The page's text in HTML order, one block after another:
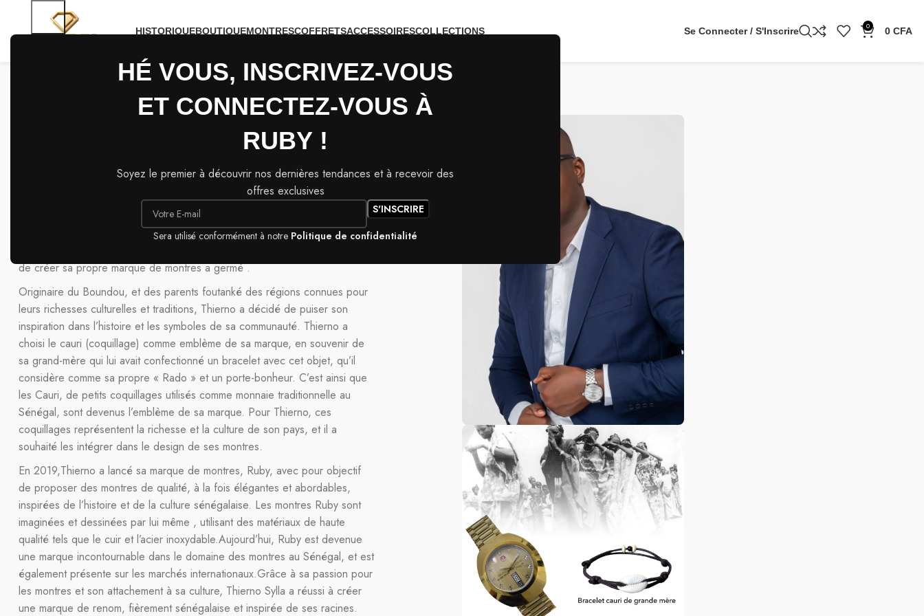
HÉ VOUS, INSCRIVEZ-VOUS
ET CONNECTEZ-VOUS À
RUBY !
Soyez le premier à découvrir nos dernières tendances et à recevoir des
offres exclusives
Sera utilisé conformément à notre Politique de confidentialité
HISTORIQUEBOUTIQUEMONTRESCOFFRETSACCESSOIRESCOLLECTIONS Se Connecter / S'Inscrire 0 0 CFA
RUBY est une marque de montres sénégalaise créée dans la région
historique du Boundou par le jeune entrepreneur Thierno Sylla. Passionné
par les montres depuis son enfance, Thierno a toujours admiré la collection
de montres de luxe de son père, notamment les célèbres Rado. Il a toujours
de créer sa propre marque de montres a germé .
Originaire du Boundou, et des parents foutanké des régions connues pour
leurs richesses culturelles et traditions, Thierno a décidé de puiser son
inspiration dans l’histoire et les symboles de sa communauté. Thierno a
choisi le cauri (coquillage) comme emblème de sa marque, en souvenir de
sa grand-mère qui lui avait confectionné un bracelet avec cet objet, qu’il
considère comme sa propre « Rado » et un porte-bonheur. C’est ainsi que
les Cauri, de petits coquillages utilisés comme monnaie traditionnelle au
Sénégal, sont devenus l’emblème de sa marque. Pour Thierno, ces
coquillages représentent la richesse et la culture de son pays, et il a
souhaité les intégrer dans le design de ses montres.
En 2019,Thierno a lancé sa marque de montres, Ruby, avec pour objectif
de proposer des montres de qualité, à la fois élégantes et abordables,
inspirées de l’histoire et de la culture sénégalaise. Les montres Ruby sont
imaginées et dessinées par lui même , utilisant des matériaux de haute
qualité tels que le cuir et l’acier inoxydable.Aujourd’hui, Ruby est devenue
une marque incontournable dans le domaine des montres au Sénégal, et est
également présente sur les marchés internationaux.Grâce à sa passion pour
les montres et son attachement à sa culture, Thierno Sylla a réussi à créer
une marque de renom, fièrement sénégalaise et inspirée de ses racines.